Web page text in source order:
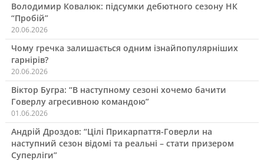
Володимир Ковалюк: підсумки дебютного сезону НК
“Пробій”
20.06.2026
Чому гречка залишається одним ізнайпопулярніших
гарнірів?
20.06.2026
Віктор Бугра: “В наступному сезоні хочемо бачити
Говерлу агресивною командою”
01.06.2026
Андрій Дроздов: “Цілі Прикарпаття-Говерли на
наступний сезон відомі та реальні – стати призером
Суперліги”